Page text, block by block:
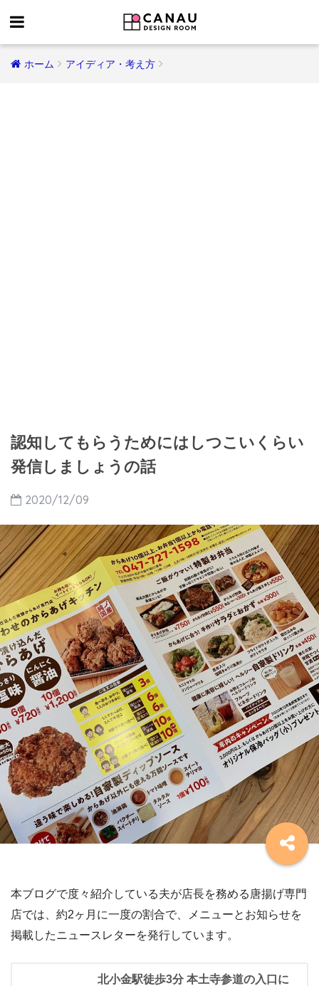
ホーム アイディア・考え方
認知してもらうためにはしつこいくらい
発信しましょうの話
2020/12/09
本ブログで度々紹介している夫が店長を務める唐揚げ専門
店では、約2ヶ月に一度の割合で、メニューとお知らせを
掲載したニュースレターを発行しています。
北小金駅徒歩3分 本土寺参道の入口に